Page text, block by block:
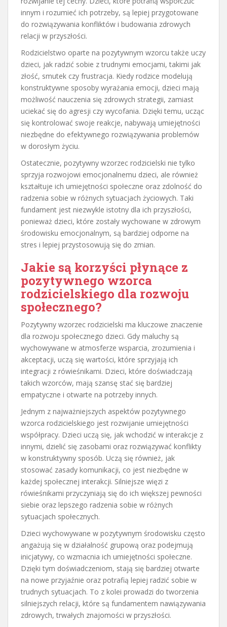
innym i rozumieć ich potrzeby, są lepiej przygotowane
do rozwiązywania konfliktów i budowania zdrowych
relacji w przyszłości.
Rodzicielstwo oparte na pozytywnym wzorcu także uczy
dzieci, jak radzić sobie z trudnymi emocjami, takimi jak
złość, smutek czy frustracja. Kiedy rodzice modelują
konstruktywne sposoby wyrażania emocji, dzieci mają
możliwość nauczenia się zdrowych strategii, zamiast
uciekać się do agresji czy wycofania. Dzięki temu, ucząc
się kontrolować swoje reakcje, nabywają umiejętności
niezbędne do efektywnego rozwiązywania problemów
w dorosłym życiu.
Ostatecznie, pozytywny wzorzec rodzicielski nie tylko
sprzyja rozwojowi emocjonalnemu dzieci, ale również
kształtuje ich umiejętności społeczne oraz zdolność do
radzenia sobie w różnych sytuacjach życiowych. Taki
fundament jest niezwykle istotny dla ich przyszłości,
ponieważ dzieci, które zostały wychowane w zdrowym
środowisku emocjonalnym, są bardziej odporne na
stres i lepiej przystosowują się do zmian.
Jakie są korzyści płynące z
pozytywnego wzorca
rodzicielskiego dla rozwoju
społecznego?
Pozytywny wzorzec rodzicielski ma kluczowe znaczenie
dla rozwoju społecznego dzieci. Gdy maluchy są
wychowywane w atmosferze wsparcia, zrozumienia i
akceptacji, uczą się wartości, które sprzyjają ich
integracji z rówieśnikami. Dzieci, które doświadczają
takich wzorców, mają szansę stać się bardziej
empatyczne i otwarte na potrzeby innych.
Jednym z najważniejszych aspektów pozytywnego
wzorca rodzicielskiego jest rozwijanie umiejętności
współpracy. Dzieci uczą się, jak wchodzić w interakcje z
innymi, dzielić się zasobami oraz rozwiązywać konflikty
w konstruktywny sposób. Uczą się również, jak
stosować zasady komunikacji, co jest niezbędne w
każdej społecznej interakcji. Silniejsze więzi z
rówieśnikami przyczyniają się do ich większej pewności
siebie oraz lepszego radzenia sobie w różnych
sytuacjach społecznych.
Dzieci wychowywane w pozytywnym środowisku często
angażują się w działalność grupową oraz podejmują
inicjatywy, co wzmacnia ich umiejętności społeczne.
Dzięki tym doświadczeniom, stają się bardziej otwarte
na nowe przyjaźnie oraz potrafią lepiej radzić sobie w
trudnych sytuacjach. To z kolei prowadzi do tworzenia
silniejszych relacji, które są fundamentem nawiązywania
zdrowych, trwałych znajomości w przyszłości.